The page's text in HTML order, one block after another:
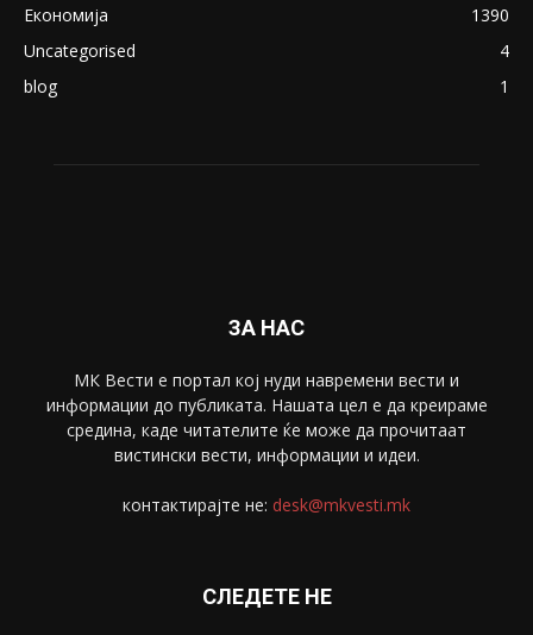
Економија
1390
Uncategorised
4
blog
1
ЗА НАС
МК Вести е портал коj нуди навремени вести и
информации до публиката. Нашата цел е да креираме
средина, каде читателите ќе може да прочитаат
вистински вести, информации и идеи.
контактирајте не: desk@mkvesti.mk
СЛЕДЕТЕ НЕ